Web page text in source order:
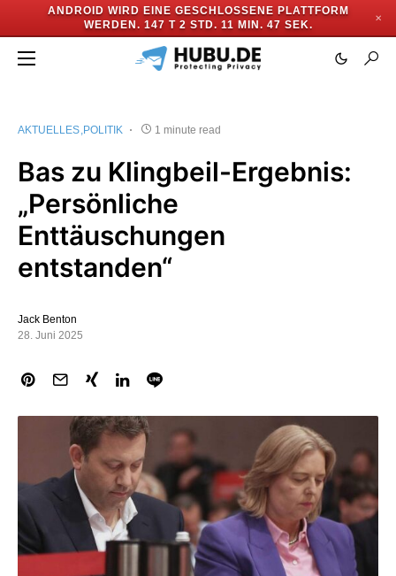
ANDROID WIRD EINE GESCHLOSSENE PLATTFORM
WERDEN. 147 T 2 STD. 11 MIN. 47 SEK.
✕
AKTUELLES POLITIK 1 minute read
Bas zu Klingbeil-Ergebnis:
„Persönliche
Enttäuschungen
entstanden“
Jack Benton
28. Juni 2025